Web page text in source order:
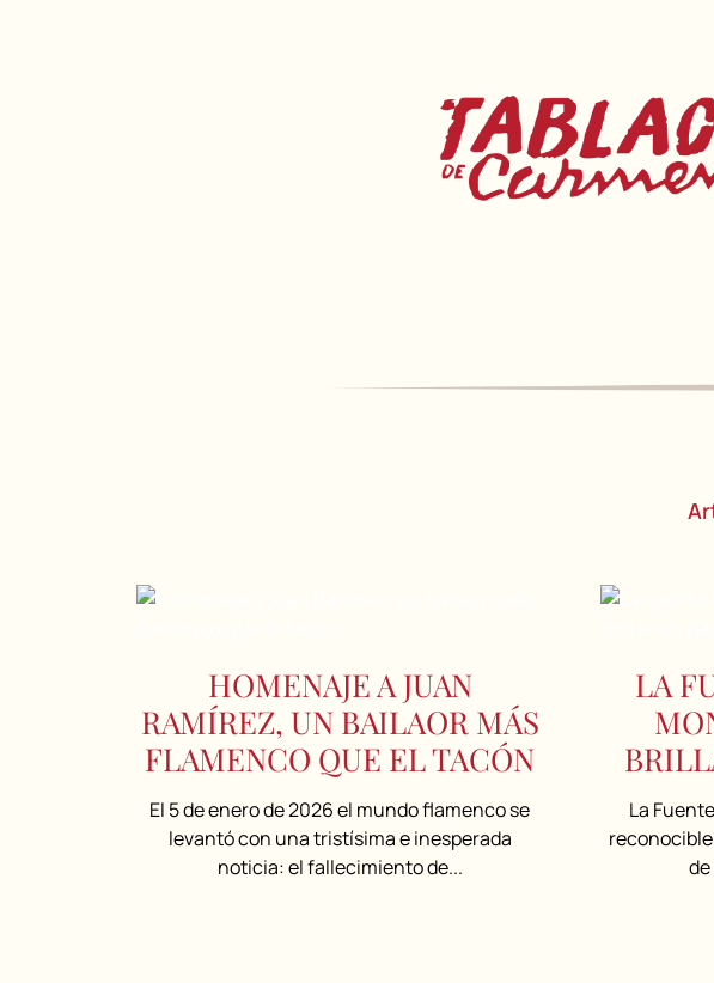
HOMENAJE A JUAN
RAMÍREZ, UN BAILAOR MÁS
FLAMENCO QUE EL TACÓN
El 5 de enero de 2026 el mundo flamenco se
levantó con una tristísima e inesperada
noticia: el fallecimiento de...
LA
La